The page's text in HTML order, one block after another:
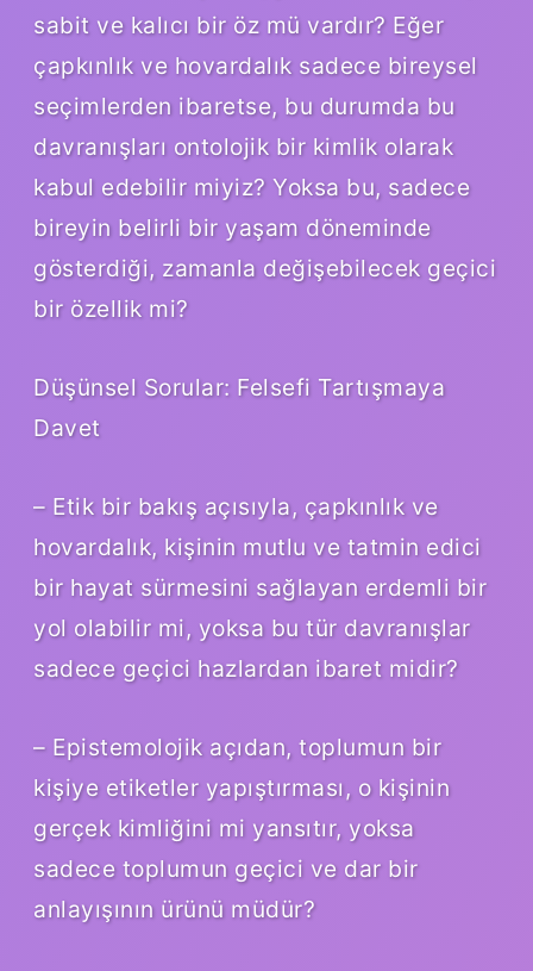
sabit ve kalıcı bir öz mü vardır? Eğer
çapkınlık ve hovardalık sadece bireysel
seçimlerden ibaretse, bu durumda bu
davranışları ontolojik bir kimlik olarak
kabul edebilir miyiz? Yoksa bu, sadece
bireyin belirli bir yaşam döneminde
gösterdiği, zamanla değişebilecek geçici
bir özellik mi?
Düşünsel Sorular: Felsefi Tartışmaya
Davet
– Etik bir bakış açısıyla, çapkınlık ve
hovardalık, kişinin mutlu ve tatmin edici
bir hayat sürmesini sağlayan erdemli bir
yol olabilir mi, yoksa bu tür davranışlar
sadece geçici hazlardan ibaret midir?
– Epistemolojik açıdan, toplumun bir
kişiye etiketler yapıştırması, o kişinin
gerçek kimliğini mi yansıtır, yoksa
sadece toplumun geçici ve dar bir
anlayışının ürünü müdür?